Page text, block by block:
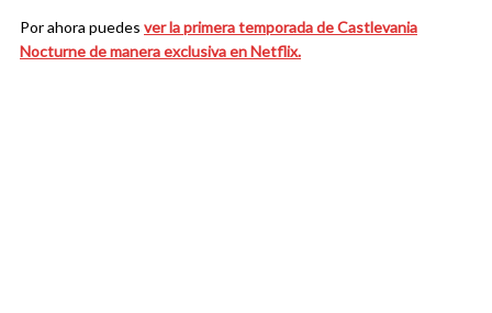
Por ahora puedes ver la primera temporada de Castlevania
Nocturne de manera exclusiva en Netflix.